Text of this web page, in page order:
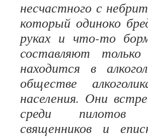
несчастного с
который одиноко
руках и что-то
составляют
находится в
обществе
населения. Они
среди пилотов
священников и